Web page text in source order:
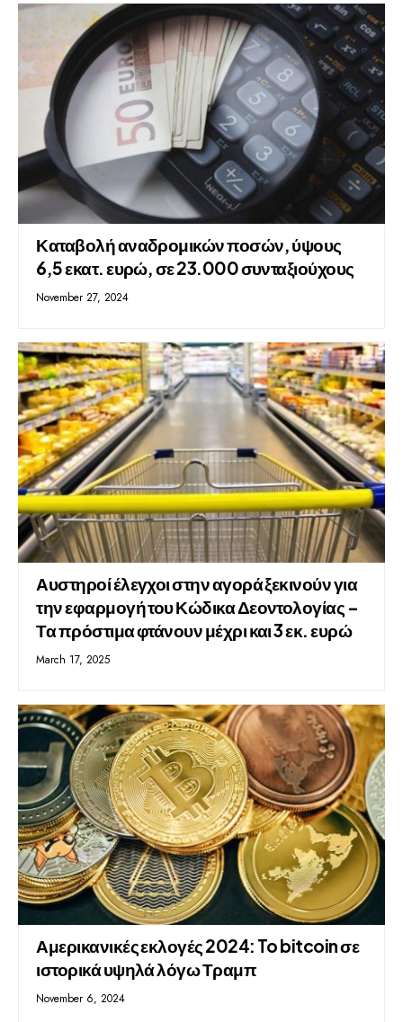
Καταβολή αναδρομικών ποσών, ύψους
6,5 εκατ. ευρώ, σε 23.000 συνταξιούχους
November 27, 2024
Αυστηροί έλεγχοι στην αγορά ξεκινούν για
την εφαρμογή του Κώδικα Δεοντολογίας –
Τα πρόστιμα φτάνουν μέχρι και 3 εκ. ευρώ
March 17, 2025
Αμερικανικές εκλογές 2024: To bitcoin σε
ιστορικά υψηλά λόγω Τραμπ
November 6, 2024